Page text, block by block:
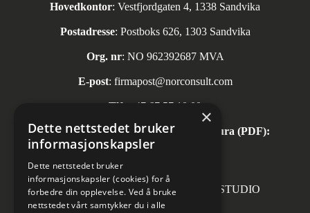
Hovedkontor: Vestfjordgaten 4, 1338 Sandvika
Postadresse: Postboks 626, 1303 Sandvika
Org. nr: NO 962392687 MVA
E-post: firmapost@norconsult.com
Tlf: +47 67 57 10 00
Automatisk mottak av inngående faktura (PDF):
invoice.no@norconsult.com
Forsidefoto: RASMUS HJORTSHOJ STUDIO
×
Dette nettstedet bruker
informasjonskapsler
Dette nettstedet bruker
informasjonskapsler (cookies) for å
forbedre din opplevelse. Ved å bruke
nettstedet vårt samtykker du i alle